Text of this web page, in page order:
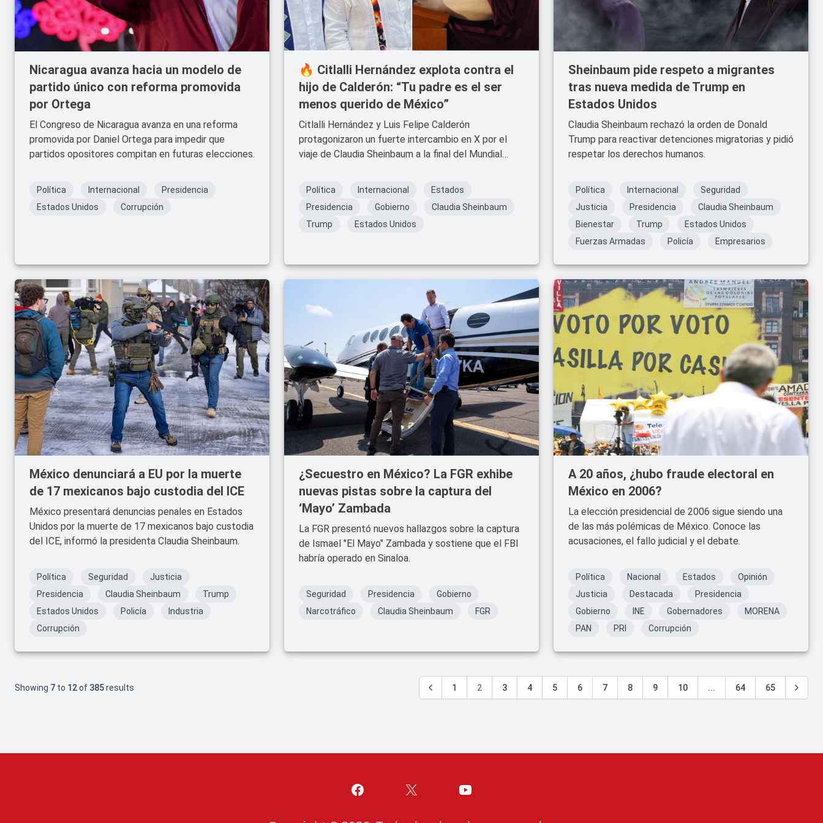
Nicaragua avanza hacia un modelo de
partido único con reforma promovida
por Ortega
El Congreso de Nicaragua avanza en una reforma
promovida por Daniel Ortega para impedir que
partidos opositores compitan en futuras elecciones.
Política Internacional
Presidencia
Estados Unidos
Corrupción
🔥 Citlalli Hernández explota contra el
hijo de Calderón: “Tu padre es el ser
menos querido de México”
Citlalli Hernández y Luis Felipe Calderón
protagonizaron un fuerte intercambio en X por el
viaje de Claudia Sheinbaum a la final del Mundial
Política Internacional
Estados
Presidencia
Gobierno
Claudia Sheinbaum
Trump
Estados Unidos
Sheinbaum pide respeto a migrantes
tras nueva medida de Trump en
Estados Unidos
Claudia Sheinbaum rechazó la orden de Donald
Trump para reactivar detenciones migratorias y pidió
respetar los derechos humanos.
Política Internacional
Seguridad
Justicia
Presidencia
Claudia Sheinbaum
Bienestar
Trump
Estados Unidos
Fuerzas Armadas
Policía Empresarios
México denunciará a EU por la muerte
de 17 mexicanos bajo custodia del ICE
México presentará denuncias penales en Estados
Unidos por la muerte de 17 mexicanos bajo custodia
del ICE, informó la presidenta Claudia Sheinbaum.
Política Seguridad
Justicia
Presidencia
Claudia Sheinbaum
Trump
Estados Unidos
Policía
Industria
Corrupción
¿Secuestro en México? La FGR exhibe
nuevas pistas sobre la captura del
‘Mayo’ Zambada
La FGR presentó nuevos hallazgos sobre la captura
de Ismael "El Mayo" Zambada y sostiene que el FBI
habría operado en Sinaloa.
Seguridad Presidencia
Gobierno
Narcotráfico
Claudia Sheinbaum FGR
A 20 años, ¿hubo fraude electoral en
México en 2006?
La elección presidencial de 2006 sigue siendo una
de las más polémicas de México. Conoce las
acusaciones, el fallo judicial y el debate.
Política Nacional Estados
Opinión
Justicia
Destacada
Presidencia
Gobierno
INE Gobernadores
MORENA
PAN
PRI Corrupción
Showing 7 to 12of 385results 1 2 3 4 5 6 7 8 9 10 ... 64 65